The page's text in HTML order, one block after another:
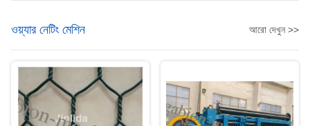
ওয়্যার নেটিং মেশিন আরো দেখুন >>